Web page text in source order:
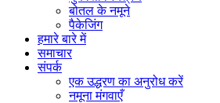
बोतल के नमूने
पैकेजिंग
हमारे बारे में
समाचार
संपर्क
एक उद्धरण का अनुरोध करें
नमूना मंगवाएँ